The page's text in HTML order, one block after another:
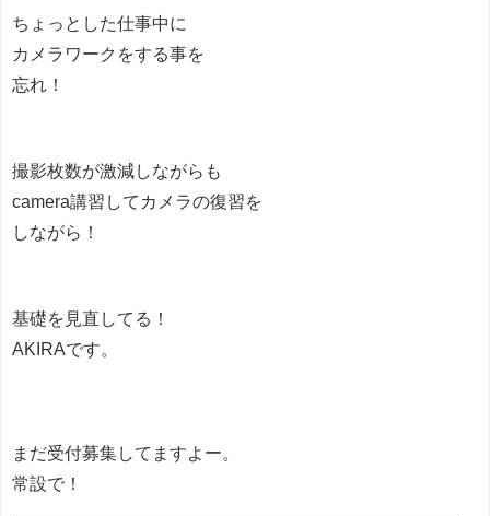
ちょっとした仕事中に
カメラワークをする事を
忘れ！
撮影枚数が激減しながらも
camera講習してカメラの復習を
しながら！
基礎を見直してる！
AKIRAです。
まだ受付募集してますよー。
常設で！